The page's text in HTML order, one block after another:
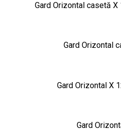
Gard Orizontal casetă
Gard Orizontal
Gard Orizontal X
Gard